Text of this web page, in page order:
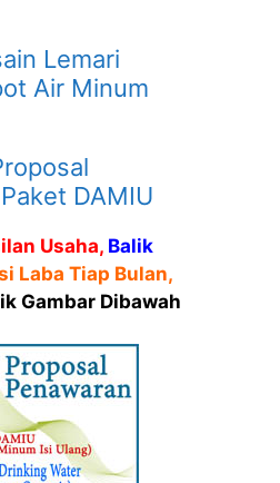
Lemari
Air Minum
DAMIU
Usaha, Balik
Laba Tiap Bulan,
Gambar Dibawah